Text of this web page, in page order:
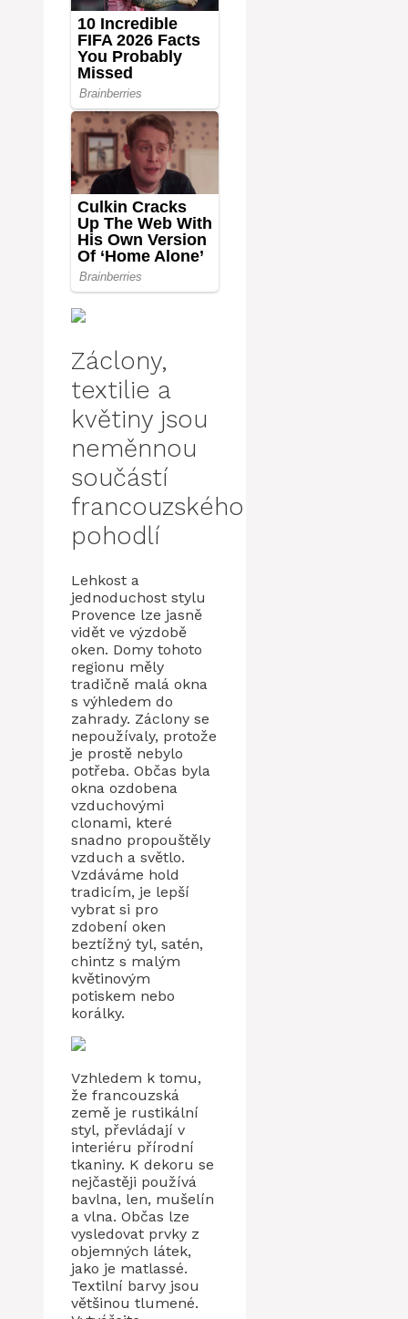
Záclony,
textilie a
květiny jsou
neměnnou
součástí
francouzského
pohodlí
Lehkost a
jednoduchost stylu
Provence lze jasně
vidět ve výzdobě
oken. Domy tohoto
regionu měly
tradičně malá okna
s výhledem do
zahrady. Záclony se
nepoužívaly, protože
je prostě nebylo
potřeba. Občas byla
okna ozdobena
vzduchovými
clonami, které
snadno propouštěly
vzduch a světlo.
Vzdáváme hold
tradicím, je lepší
vybrat si pro
zdobení oken
beztížný tyl, satén,
chintz s malým
květinovým
potiskem nebo
korálky.
Vzhledem k tomu,
že francouzská
země je rustikální
styl, převládají v
interiéru přírodní
tkaniny. K dekoru se
nejčastěji používá
bavlna, len, mušelín
a vlna. Občas lze
vysledovat prvky z
objemných látek,
jako je matlassé.
Textilní barvy jsou
většinou tlumené.